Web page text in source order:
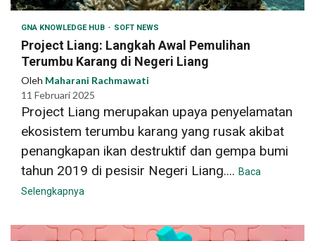
GNA KNOWLEDGE HUB SOFT NEWS
Project Liang: Langkah Awal Pemulihan
Terumbu Karang di Negeri Liang
Oleh Maharani Rachmawati
11 Februari 2025
Project Liang merupakan upaya penyelamatan
ekosistem terumbu karang yang rusak akibat
penangkapan ikan destruktif dan gempa bumi
tahun 2019 di pesisir Negeri Liang.... Baca
Selengkapnya